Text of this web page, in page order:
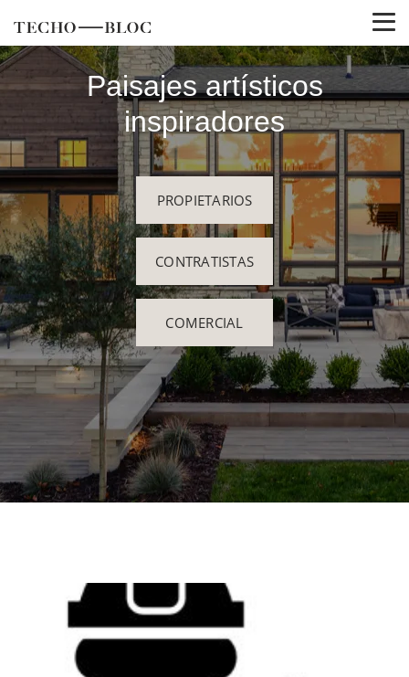
Paisajes artísticos
inspiradores
PROPIETARIOS
CONTRATISTAS
COMERCIAL